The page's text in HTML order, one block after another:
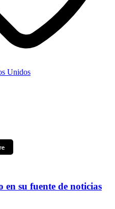
Unidos
en su fuente de noticias